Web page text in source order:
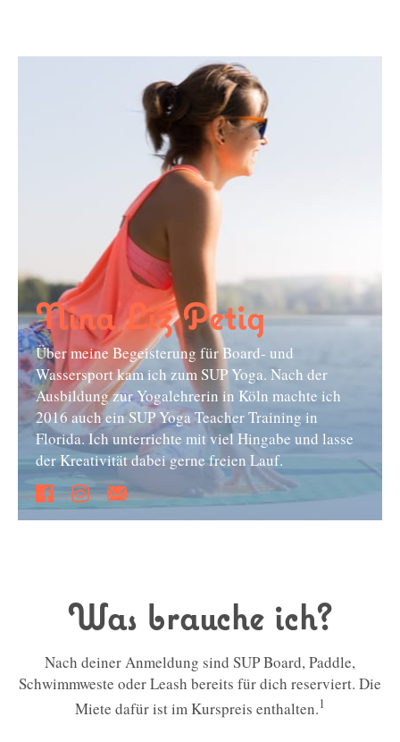
Nina Liz Petig
Über meine Begeisterung für Board- und
Wassersport kam ich zum SUP Yoga. Nach der
Ausbildung zur Yogalehrerin in Köln machte ich
2016 auch ein SUP Yoga Teacher Training in
Florida. Ich unterrichte mit viel Hingabe und lasse
der Kreativität dabei gerne freien Lauf.
Was brauche ich?
Nach deiner Anmeldung sind SUP Board, Paddle,
Schwimmweste oder Leash bereits für dich reserviert. Die
Miete dafür ist im Kurspreis enthalten.1